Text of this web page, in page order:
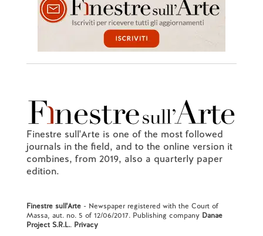
Finestre sull'Arte is one of the most followed
journals in the field, and to the online version it
combines, from 2019, also a quarterly paper
edition.
Finestre sull'Arte- Newspaper registered with the Court of
Massa, aut. no. 5 of 12/06/2017. Publishing company Danae
Project S.R.L.. Privacy